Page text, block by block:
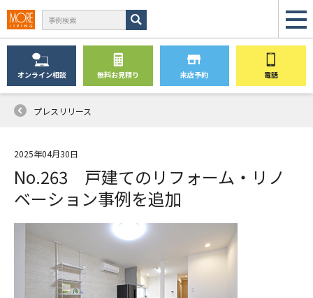
オンライン相談 無料お見積り 来店予約 電話
プレスリリース
2025年04月30日
No.263 戸建てのリフォーム・リノ
ベーション事例を追加